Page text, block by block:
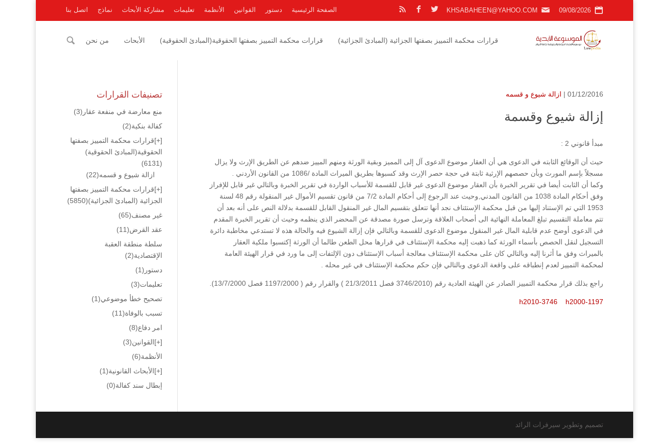
09/08/2026
KHSABAHEEN@YAHOO.COM الصفحة الرئيسية دستور القوانين الأنظمة تعليمات مشاركة الأبحاث نماذج اتصل بنا
قرارات محكمة التمييز بصفتها الجزائية (المبادئ الجزائية) قرارات محكمة التمييز بصفتها الحقوقية(المبادئ الحقوقية) الأبحاث من نحن
01/12/2016 | ازالة شيوع و قسمه
إزالة شيوع وقسمة
مبدأ قانوني 2 :
حيث أن الوقائع الثابته في الدعوى هي أن العقار موضوع الدعوى آل إلى المميز وبقية الورثة ومنهم المييز ضدهم عن الطريق الإرث ولا يزال
مسجلاً بإسم المورث وبأن حصصهم الإرثية ثابتة في حجة حصر الإرث وقد كسبوها بطريق الميراث المادة /1086 من القانون الأردني .
وكما أن الثابت أيضا في تقرير الخبرة بأن العقار موضوع الدعوى غير قابل للقسمة للأسباب الواردة في تقرير الخبرة وبالتالي غير قابل للإفراز
وفق أحكام المادة 1038 من القانون المدني,وحيث عند الرجوع إلى أحكام المادة 7/2 من قانون تقسيم الأموال غير المنقولة رقم 48 لسنة
1953 التي تم الإستناد إليها من قبل محكمة الإستئناف نجد أنها تتعلق بتقسيم المال غير المنقول القابل للقسمة بدلالة النص على أنه بعد أن
تتم معاملة التقسيم تبلغ المعاملة النهائية الى أصحاب العلاقة وترسل صورة مصدقة عن المحضر الذي ينظمه وحيث أن تقرير الخبرة المقدم
في الدعوى أوضح عدم قابلية المال غير المنقول موضوع الدعوى للقسمة وبالتالي فإن إزالة الشيوع فيه والحالة هذه لا تستدعي مخاطبة دائرة
التسجيل لنقل الحصص بأسماء الورثة كما ذهبت إليه محكمة الإستئناف في قرارها محل الطعن طالما أن الورثة إكتسبوا ملكية العقار
بالميراث وفق ما أثرنا إليه وبالتالي كان على محكمة الإستئناف معالجة أسباب الإستئناف دون الإلتفات إلى ما ورد في قرار الهيئة العامة
لمحكمة التمييز لعدم إنطباقه على واقعة الدعوى وبالتالي فإن حكم محكمة الإستئناف في غير محله .
راجع بذلك قرار محكمة التمييز الصادر عن الهيئة العادية رقم (3746/2010 فصل 21/3/2011 ) والقرار رقم ( 1197/2000 فصل 13/7/2000).
h2010-3746 h2000-1197
تصنيفات القرارات
منع معارضة في منفعة عقار (3)
كفالة بنكية(2)
[+]قرارات محكمة التمييز بصفتها
الحقوقية(المبادئ الحقوقية)
(6131)
ازالة شيوع و قسمه(22)
[+]قرارات محكمة التمييز بصفتها
الجزائية (المبادئ الجزائية)(5850)
غير مصنف(65)
عقد القرض(11)
سلطة منطقة العقبة
الإقتصادية(2)
دستور (1)
تعليمات(3)
تصحيح خطأ موضوعي(1)
تسبب بالوفاة(11)
امر دفاع(8)
[+]القوانين(3)
الأنظمة(6)
[+]الأبحاث القانونية(1)
إبطال سند كفالة(0)
تصميم وتطوير سيرفرات الرائد